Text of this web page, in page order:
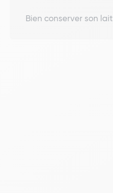
Bien conserver son lait